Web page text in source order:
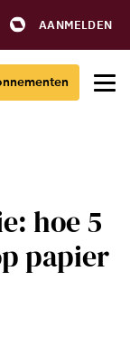
AANMELDEN
hoe 5
papier